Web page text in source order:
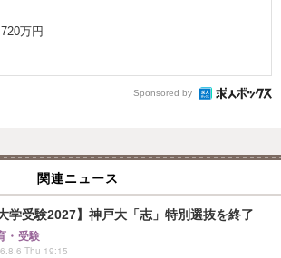
万円
Sponsored by
関連ニュース
大学受験2027】神戸大「志」特別選抜を終了
・受験
Thu 19:15